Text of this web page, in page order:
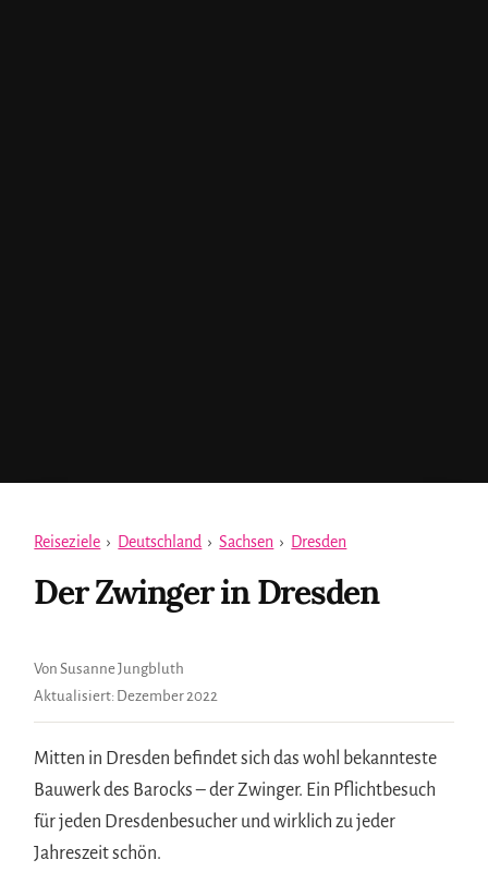
Reiseziele › Deutschland › Sachsen › Dresden
Der Zwinger in Dresden
Von Susanne Jungbluth
Aktualisiert: Dezember 2022
Mitten in Dresden befindet sich das wohl bekannteste
Bauwerk des Barocks – der Zwinger. Ein Pflichtbesuch
für jeden Dresdenbesucher und wirklich zu jeder
Jahreszeit schön.